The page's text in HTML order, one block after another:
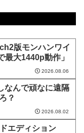
版モンハンワイ
最大1440p動作」
2026.08.06
なんで頑なに遠隔
？
2026.08.02
エディション